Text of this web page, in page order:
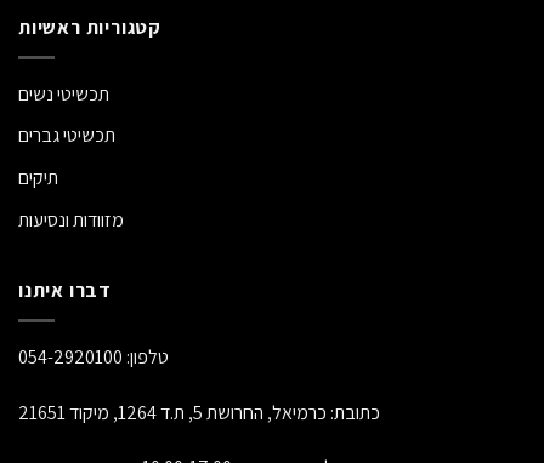
קטגוריות ראשיות
תכשיטי נשים
תכשיטי גברים
תיקים
מזוודות ונסיעות
דברו איתנו
טלפון: 054-2920100
כתובת: כרמיאל, החרושת 5, ת.ד 1264, מיקוד 21651